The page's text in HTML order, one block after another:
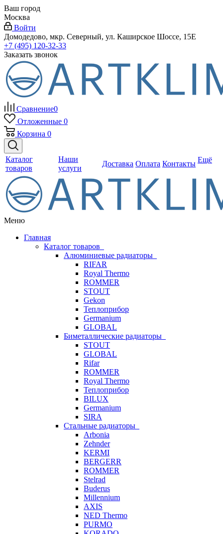
Ваш город
Москва
Войти
Домодедово, мкр. Северный, ул. Каширское Шоссе, 15Е
+7 (495) 120-32-33
Заказать звонок
Сравнение0
Отложенные 0
Корзина 0
Каталог
товаров
Наши
услуги
Доставка Оплата Контакты Ещё
Меню
Главная
Каталог товаров
Алюминиевые радиаторы
RIFAR
Royal Thermo
ROMMER
STOUT
Gekon
Теплоприбор
Germanium
GLOBAL
Биметаллические радиаторы
STOUT
GLOBAL
Rifar
ROMMER
Royal Thermo
Теплоприбор
BILUX
Germanium
SIRA
Стальные радиаторы
Arbonia
Zehnder
KERMI
BERGERR
ROMMER
Stelrad
Buderus
Millennium
AXIS
NED Thermo
PURMO